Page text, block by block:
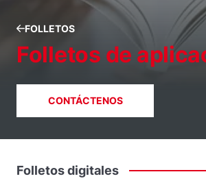
FOLLETOS
Folletos de
CONTÁCTENOS
Folletosdigitales